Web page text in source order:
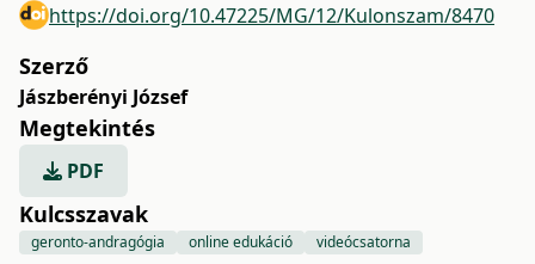
https://doi.org/10.47225/MG/12/Kulonszam/8470
Szerző
Jászberényi József
Megtekintés
PDF
Kulcsszavak
geronto-andragógia online edukáció videócsatorna